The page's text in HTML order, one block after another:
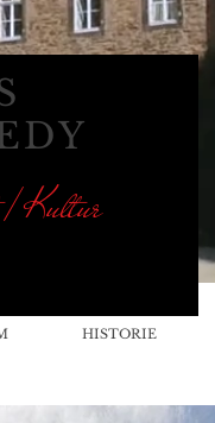
/ Kultur
HISTORIE